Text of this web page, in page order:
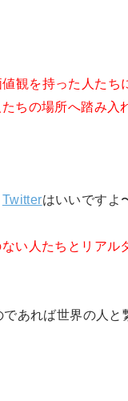
値観を持った人た
ちの場所へ踏み入
Twitterはいいですよ
い人たちとリアル
あれば世界の人